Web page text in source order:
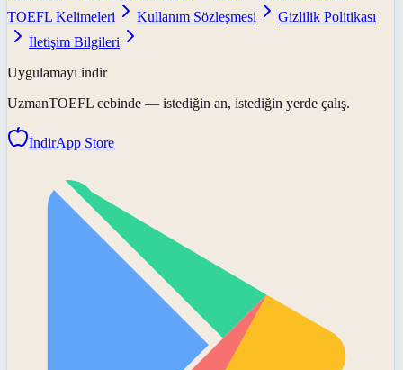
TOEFL Kelimeleri
Kullanım Sözleşmesi
Gizlilik Politikası
İletişim Bilgileri
Uygulamayı indir
UzmanTOEFL cebinde — istediğin an, istediğin yerde çalış.
İndirApp Store